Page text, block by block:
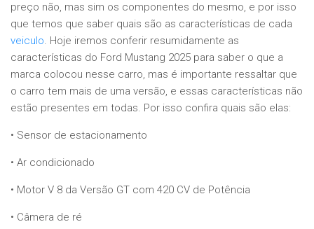
preço não, mas sim os componentes do mesmo, e por isso
que temos que saber quais são as características de cada
veiculo. Hoje iremos conferir resumidamente as
características do Ford Mustang 2025 para saber o que a
marca colocou nesse carro, mas é importante ressaltar que
o carro tem mais de uma versão, e essas características não
estão presentes em todas. Por isso confira quais são elas:
• Sensor de estacionamento
• Ar condicionado
• Motor V 8 da Versão GT com 420 CV de Potência
• Câmera de ré